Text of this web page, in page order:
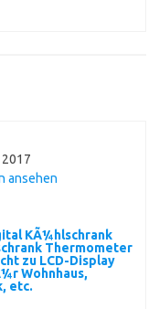
ansehen
KÃ¼hlschrank
Thermometer
zu LCD-Display
Wohnhaus,
etc.